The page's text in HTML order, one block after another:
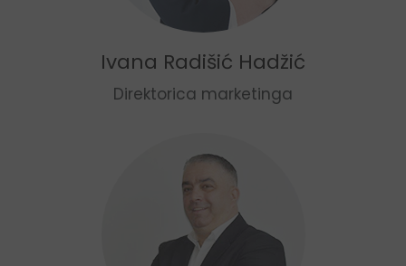
Ivana Radišić Hadžić
Direktorica marketinga